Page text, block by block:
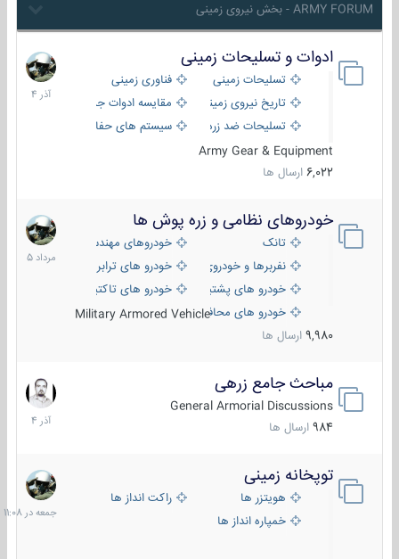
ARMY FORUM - بخش نیروی زمینی
ادوات و تسلیحات زمینی
تسلیحات زمینی
فناوری زمینی
تاریخ نیروی زمینی
مقایسه ادوات جنگی
تسلیحات ضد زره
سیستم های حفاظت فعال
Army Gear & Equipment
6,022 ارسال ها
21
آذر
1404
خودروهای نظامی و زره پوش ها
تانک
خودروهای مهندسی
نفربرها و خودروی های رزمی پیاده نظام
خودرو های ترابری نظامی
خودرو های پشتیبانی آتش ، شناسایی و ضد تانک
خودرو های تاکتیکی نظامی
خودرو های محافظت شدهMilitary Armored Vehicle
9,980 ارسال ها
2
مرداد
1405
مباحث جامع زرهی
General Armorial Discussions
984 ارسال ها
7
آذر
1404
توپخانه زمینی
هویتزر ها
راکت انداز ها
خمپاره انداز ها
جمعه
در
11:08